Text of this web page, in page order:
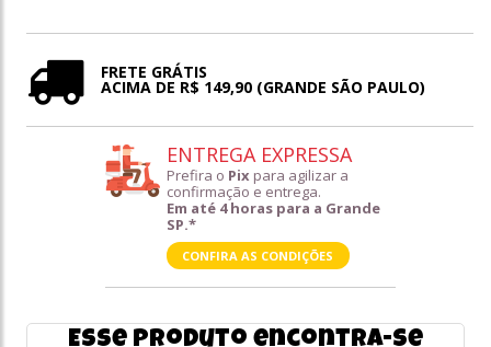
FRETE GRÁTIS
ACIMA DE R$ 149,90 (GRANDE SÃO PAULO)
ENTREGA EXPRESSA
Prefira o Pix para agilizar a
confirmação e entrega.
Em até 4 horas para a Grande
SP.*
CONFIRA AS CONDIÇÕES
Esse produto encontra-se